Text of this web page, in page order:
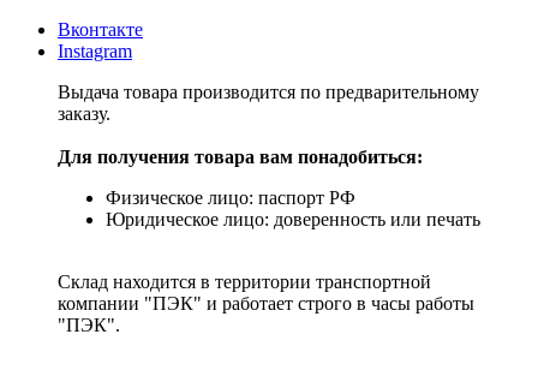
Вконтакте
Instagram
Выдача товара производится по предварительному
заказу.
Для получения товара вам понадобиться:
Физическое лицо: паспорт РФ
Юридическое лицо: доверенность или печать
Склад находится в территории транспортной
компании "ПЭК" и работает строго в часы работы
"ПЭК".